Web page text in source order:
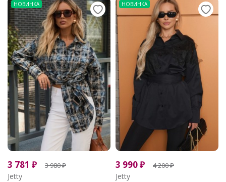
НОВИНКА
3 781 ₽ 3 980₽
Jetty
НОВИНКА
3 990₽ 4 200₽
Jetty